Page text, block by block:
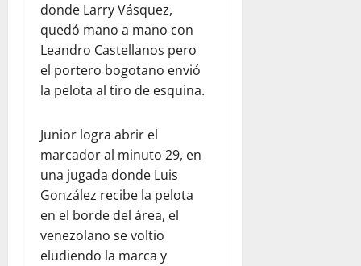
donde Larry Vásquez,
quedó mano a mano con
Leandro Castellanos pero
el portero bogotano envió
la pelota al tiro de esquina.
Junior logra abrir el
marcador al minuto 29, en
una jugada donde Luis
González recibe la pelota
en el borde del área, el
venezolano se voltio
eludiendo la marca y